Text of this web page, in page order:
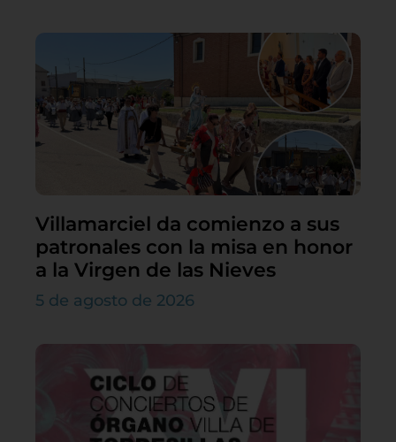
Villamarciel da comienzo a sus
patronales con la misa en honor
a la Virgen de las Nieves
5 de agosto de 2026